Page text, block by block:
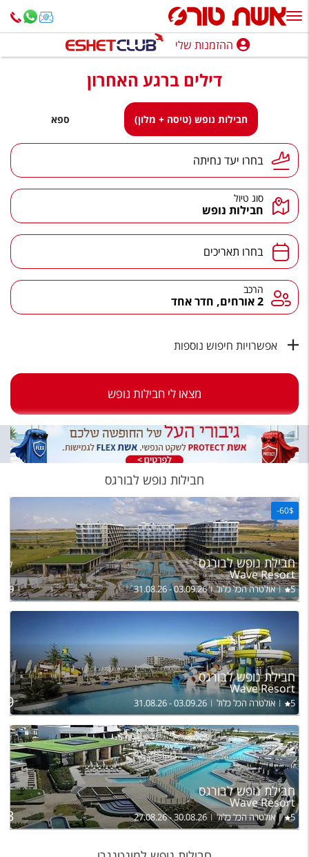
ההזמנות שלי
חופשה לפי סגנון
טיולים מאורגנים
סגנונות טיול
חבילות נופש
הרגע האחרון
חבילות בריאות וספא
טיסות לחו"ל
מלונות בחו"ל
Русский
מגזין אשת
שירות לקוחות
תקנון
נגישות
עקבו אחרינו
ההזמנות שלי
דילים ברגע האחרון
חבילות נופש (טיסה + מלון) ספא
יעד נחיתהבחרו יעד נחיתה
סוג טיול
חבילות נופש
תאריכים בחרו תאריכים
הרכב הרכב
2 אורחים, חדר אחד
אפשרויות חיפוש נוספות
מצאו לי חבילות נופש
חבילות נופש לבורגס
-60$
חבילת נופש לבורגס
Wave Resort
5 אולטרה הכל כלול 31.08.26 - 03.09.26
759
חבילת נופש לבורגס
Wave Resort
5 אולטרה הכל כלול 31.08.26 - 03.09.26
חבילת נופש לבורגס
Wave Resort
5 אולטרה הכל כלול 27.08.26 - 30.08.26